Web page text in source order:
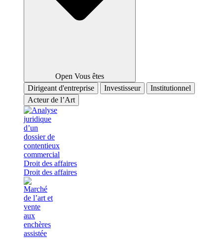
Open Vous êtes
Dirigeant d'entreprise
Investisseur
Institutionnel
Acteur de l’Art
Droit des affaires
Droit des affaires